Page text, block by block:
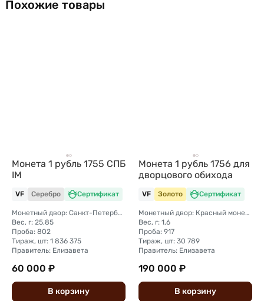
Похожие товары
Монета 1 рубль 1755 СПБ
IM
VF Серебро Сертификат
Монетный двор: Санкт-Петербургский монетный двор
Вес, г: 25,85
Проба: 802
Тираж, шт: 1 836 375
Правитель: Елизавета
60 000 ₽
В корзину
Монета 1 рубль 1756 для
дворцового обихода
VF Золото Сертификат
Монетный двор: Красный монетный двор (Москва)
Вес, г: 1,6
Проба: 917
Тираж, шт: 30 789
Правитель: Елизавета
190 000 ₽
В корзину